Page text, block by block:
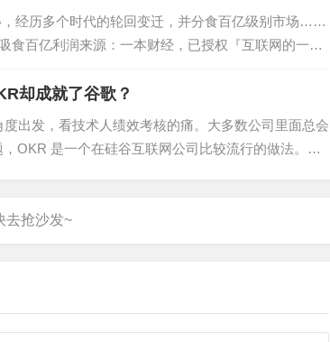
经历多个时代的轮回变迁，并分食百亿级别市场……
食百亿利润来源：一本财经，已授权『互联网的一些
，流量在某种意义上，就…
却成就了谷歌？
出发，看技术人绩效考核的痛。大多数公司里面总会
OKR 是一个在硅谷互联网公司比较流行的做法。怎